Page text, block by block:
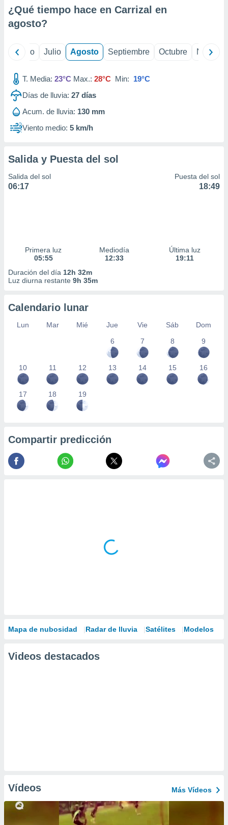
mediante
publicidad
de
1199
¿Qué tiempo hace en Carrizal en
agosto?
Junio Julio Agosto Septiembre Octubre
T. Media: 23°C Max.: 28°C Min: 19°C
Días de lluvia: 27 días
Acum. de lluvia: 130 mm
Viento medio: 5 km/h
Salida y Puesta del sol
Salida del sol
06:17
Puesta del sol
18:49
Primera luz
05:55
Mediodía
12:33
Última luz
19:11
Duración del día 12h 32m
Luz diurna restante 9h 35m
Calendario lunar
Lun Mar Mié Jue Vie Sáb
Dom
6
7 8 9
10 11 12 13 14 15 16
17 18 19
Compartir predicción
Mapa de nubosidad Radar de lluvia Satélites Modelos
Videos destacados
Vídeos Más Vídeos